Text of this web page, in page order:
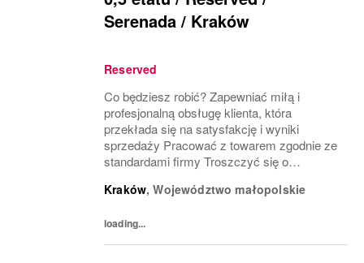
Serenada / Kraków
Reserved
Co będziesz robić? Zapewniać miłą i
profesjonalną obsługę klienta, która
przekłada się na satysfakcję i wyniki
sprzedaży Pracować z towarem zgodnie ze
standardami firmy Troszczyć się o
(VM) z uwzględnieniem zasad i estetyki
Kraków,Województwo małopolskie
loading...